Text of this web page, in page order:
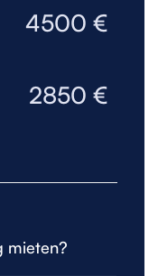
4500 €
2850 €
mieten?